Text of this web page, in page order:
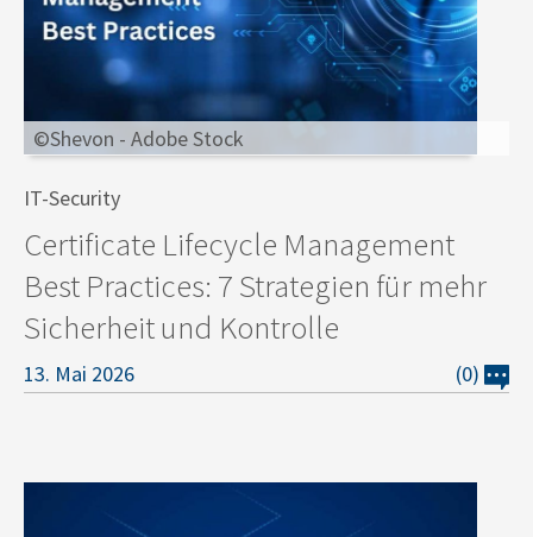
©Shevon - Adobe Stock
IT-Security
Certificate Lifecycle Management
Best Practices: 7 Strategien für mehr
Sicherheit und Kontrolle
13. Mai 2026 (0)